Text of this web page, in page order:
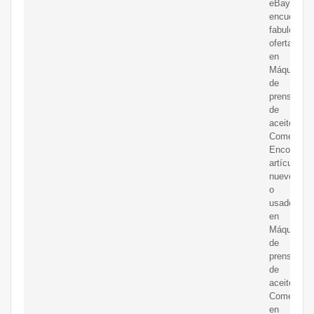
eBay
encuentras
fabulosas
ofertas
en
Máquinas
de
prensa
de
aceite
Comercial.
artículos
nuevos
o
usados
en
Máquinas
de
prensa
de
aceite
Comercial
en